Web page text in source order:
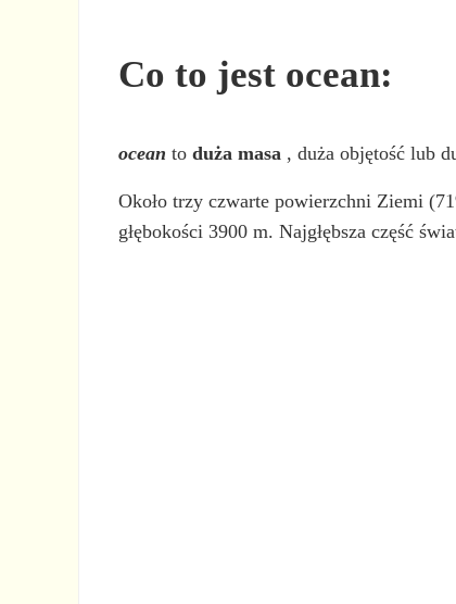
Co to jest ocean:
ocean toduża masa , duża objętość lub
Około trzy czwarte powierzchni Ziemi
głębokości 3900 m. Najgłębsza część